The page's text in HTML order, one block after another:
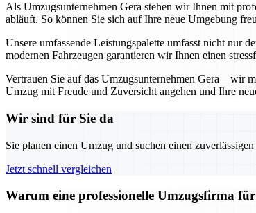
Als Umzugsunternehmen Gera stehen wir Ihnen mit
abläuft. So können Sie sich auf Ihre neue Umgebung
Unsere umfassende Leistungspalette umfasst nicht nur
modernen Fahrzeugen garantieren wir Ihnen einen
Vertrauen Sie auf das Umzugsunternehmen Gera – wir
Umzug mit Freude und Zuversicht angehen und Ihre
Wir sind für Sie da
Sie planen einen Umzug und suchen einen
Jetzt schnell vergleichen
Warum eine professionelle Umzugsfirma